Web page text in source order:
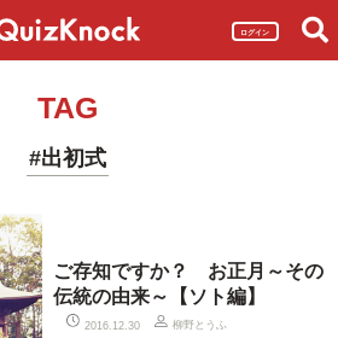
ログイン
TAG
#出初式
ご存知ですか？ お正月～その
伝統の由来～【ソト編】
2016.12.30 柳野とうふ